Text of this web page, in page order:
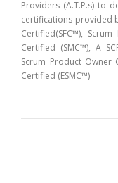
Providers (A.T.P.s) to
certifications provided
Certified(SFC™),
Certified (SMC™), A
Scrum Product Owner
Certified (ESMC™)